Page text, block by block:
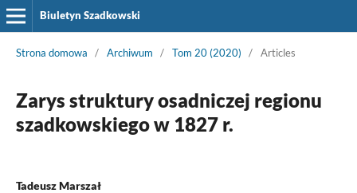
Biuletyn Szadkowski
Strona domowa / Archiwum / Tom 20 (2020) / Articles
Zarys struktury osadniczej regionu
szadkowskiego w 1827 r.
Tadeusz Marszał